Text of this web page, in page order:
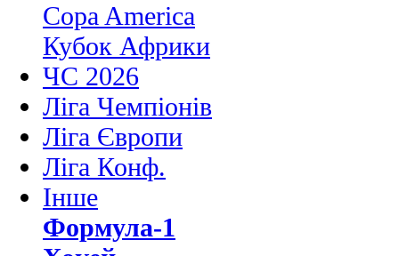
Copa America
Кубок Африки
ЧС 2026
Ліга Чемпіонів
Ліга Європи
Ліга Конф.
Інше
Формула-1